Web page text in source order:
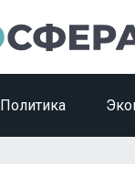
Политика